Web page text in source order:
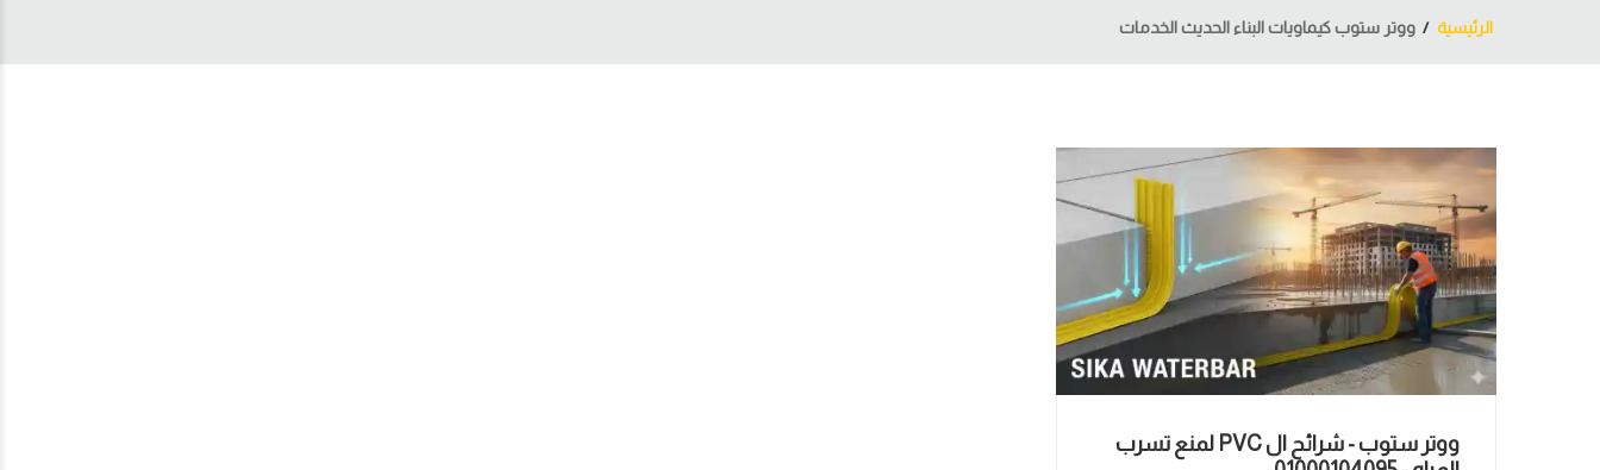
الرئيسية ووتر ستوب كيماويات البناء الحديث الخدمات
ووتر ستوب - شرائح ال PVC لمنع تسرب